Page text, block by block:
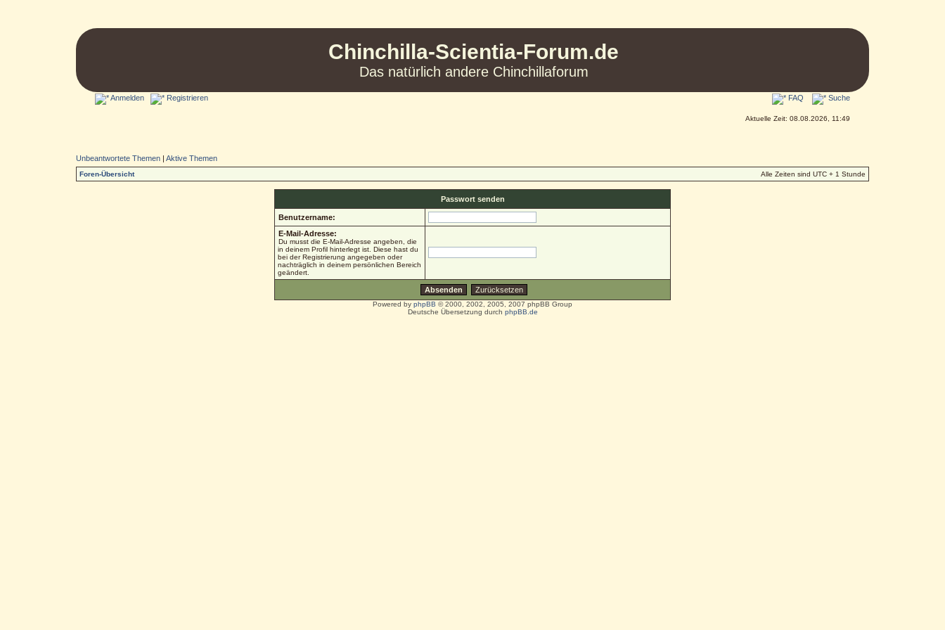
Chinchilla-Scientia-Forum.de
Das natürlich andere Chinchillaforum
Anmelden Registrieren FAQ Suche
Aktuelle Zeit: 08.08.2026, 11:49
Unbeantwortete Themen| Aktive Themen
Foren-Übersicht Alle Zeiten sind UTC + 1 Stunde
Passwort senden
Benutzername:
E-Mail-Adresse:
Du musst die E-Mail-Adresse angeben, die
in deinem Profil hinterlegt ist. Diese hast du
bei der Registrierung angegeben oder
nachträglich in deinem persönlichen Bereich
geändert.
Powered by phpBB © 2000, 2002, 2005, 2007 phpBB Group
Deutsche Übersetzung durch phpBB.de